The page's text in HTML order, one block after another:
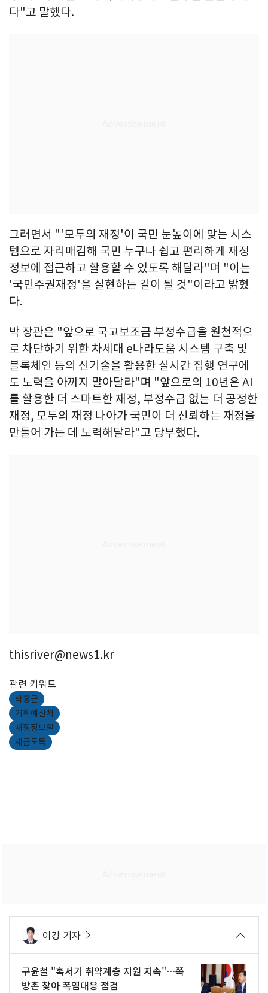
다"고 말했다.
그러면서 "'모두의 재정'이 국민 눈높이에 맞는 시스
템으로 자리매김해 국민 누구나 쉽고 편리하게 재정
정보에 접근하고 활용할 수 있도록 해달라"며 "이는
'국민주권재정'을 실현하는 길이 될 것"이라고 밝혔
다.
박 장관은 "앞으로 국고보조금 부정수급을 원천적으
로 차단하기 위한 차세대 e나라도움 시스템 구축 및
블록체인 등의 신기술을 활용한 실시간 집행 연구에
도 노력을 아끼지 말아달라"며 "앞으로의 10년은 AI
를 활용한 더 스마트한 재정, 부정수급 없는 더 공정한
재정, 모두의 재정 나아가 국민이 더 신뢰하는 재정을
만들어 가는 데 노력해달라"고 당부했다.
thisriver@news1.kr
관련 키워드
박홍근
기획예산처
재정정보원
세금도둑
이강 기자
구윤철 "혹서기 취약계층 지원 지속"…쪽
방촌 찾아 폭염대응 점검